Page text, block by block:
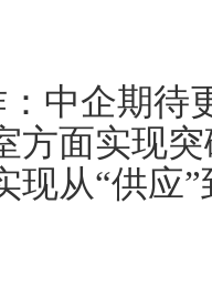
：中企期待
方面实现
现从“供应